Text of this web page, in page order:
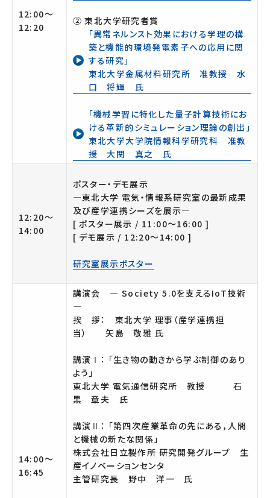
12:00～
12:20
② 東北大学研究者賞
「異常ネルンスト効果における学理の構
築と機能的環境発電素子への応用に関
する研究」
東北大学金属材料研究所 准教授 水
口 将輝 氏
「機械学習に特化した量子計算技術にお
ける革新的シミュレーション理論の創出」
東北大学大学院情報科学研究科 准教
授 大関 真之 氏
12:20～
14:00
ポスター・デモ展示
―東北大学 電気・情報系研究室の最新成果
及び産学連携シーズを展示―
[ ポスター展示 / 11:00～16:00 ]
[ デモ展示 / 12:20～14:00 ]
研究室展示ポスター
14:00～
16:45
講演会 ― Society 5.0を支えるIoT技術
―
挨 拶： 東北大学 理事（産学連携担
当） 矢島 敬雅 氏
講演Ⅰ： 「生き物の動きから学ぶ制御のあり
よう」
東北大学 電気通信研究所 教授 石
黒 章夫 氏
講演Ⅱ： 「第四次産業革命の先にある，人間
と機械の新たな関係」
株式会社日立製作所 研究開発グループ 生
産イノベーションセンタ
主管研究長 野中 洋一 氏